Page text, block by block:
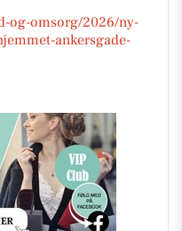
og-omsorg/2026/ny-
ankersgade-